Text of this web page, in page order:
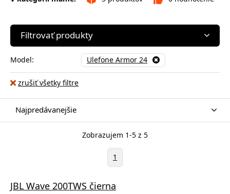
Filtrovať produkty
Model: Ulefone Armor 24
zrušiť všetky filtre
Najpredávanejšie
Zobrazujem 1-5 z 5
1
JBL Wave 200TWS čierna